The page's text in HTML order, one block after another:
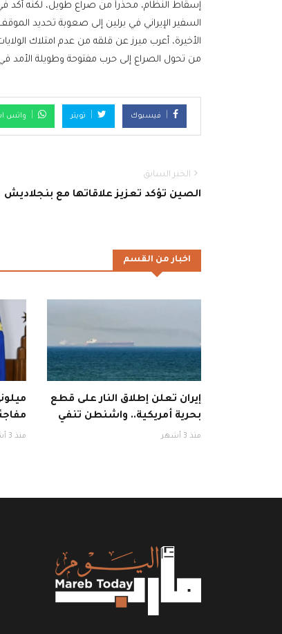
إسقاط النظام، محذراً من صراع طويل، لكنه أكد في
السفير الإيراني في برلين إلى صعوبة تحديد
الأخيرة، أعرب ميرز عن قلقه من عدم امتلاك
من تحول الصراع إلى حرب مفتوحة وطويلة الأمد
فيسبوك تويتر واتس
الخبر السابق
الصين تؤكد تعزيز علاقاتها مع بنجلاديش
اخبار من القسم
إيران تعلن إطلاق النار على قطع
بحرية أمريكية.. واشنطن تنفي
منذ 3 أشهر منذ 3 أشهر